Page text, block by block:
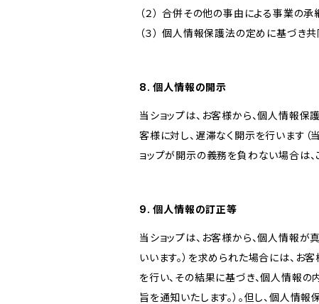
（２） 合併その他の事由による事業の
（３） 個人情報保護法の定めに基づき
8. 個人情報の開示
当ショップは、お客様から、個人情報
客様に対し、遅滞なく開示を行います（
ョップが開示の義務を負わない場合は、
9. 個人情報の訂正等
当ショップは、お客様から、個人情報
いいます。）を求められた場合には、
を行い、その結果に基づき、個人情報
旨を通知いたします。）。但し、個人情